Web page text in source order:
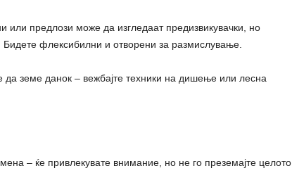
предлози може да изгледаат предизвикувачки, но
флексибилни и отворени за размислување.
земе данок – вежбајте техники на дишење или лесна
– ќе привлекувате внимание, но не го преземајте целото